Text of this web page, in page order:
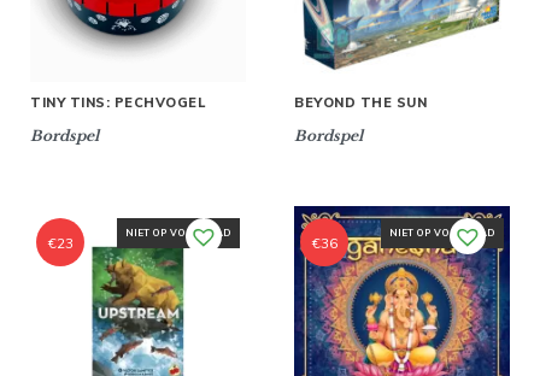
TINY TINS: PECHVOGEL
Bordspel
BEYOND THE SUN
Bordspel
NIET OP VOORRAAD
€23
NIET OP VOORRAAD
€36